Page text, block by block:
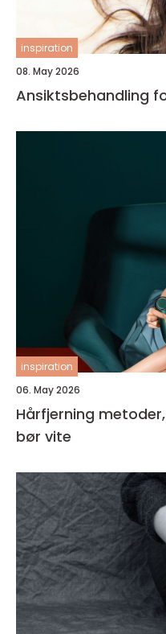
inspiration
08. May 2026
Ansiktsbehandling
inspiration
06. May 2026
Hårfjerning metoder, resultater og hva du
bør vite